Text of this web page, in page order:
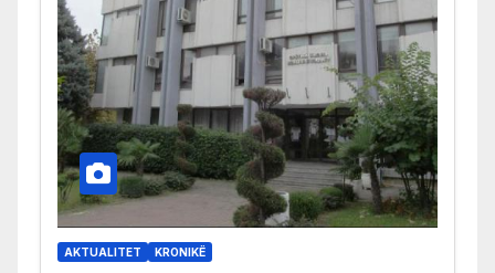
AKTUALITET KRONIKË